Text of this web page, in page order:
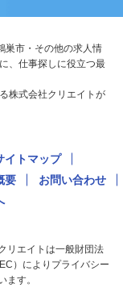
巣市・その他の求人情
、仕事探しに役立つ最
株式会社クリエイトが
イトマップ
要
お問い合わせ
リエイトは一般財団法
）によりプライバシー
ます。